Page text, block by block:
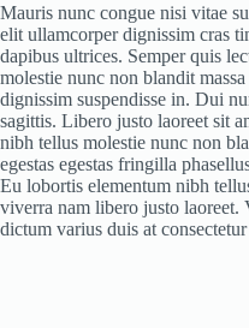
Mauris nunc congue nisi vitae
elit ullamcorper dignissim cras
dapibus ultrices. Semper quis
molestie nunc non blandit
dignissim suspendisse in. Dui
sagittis. Libero justo laoreet sit
nibh tellus molestie nunc non
egestas egestas fringilla
Eu lobortis elementum nibh
viverra nam libero justo laoreet.
dictum varius duis at